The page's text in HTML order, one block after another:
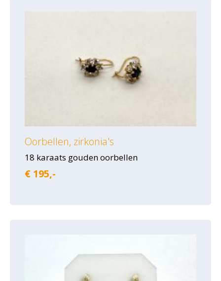
Oorbellen, zirkonia's
18 karaats gouden oorbellen
€ 195,-